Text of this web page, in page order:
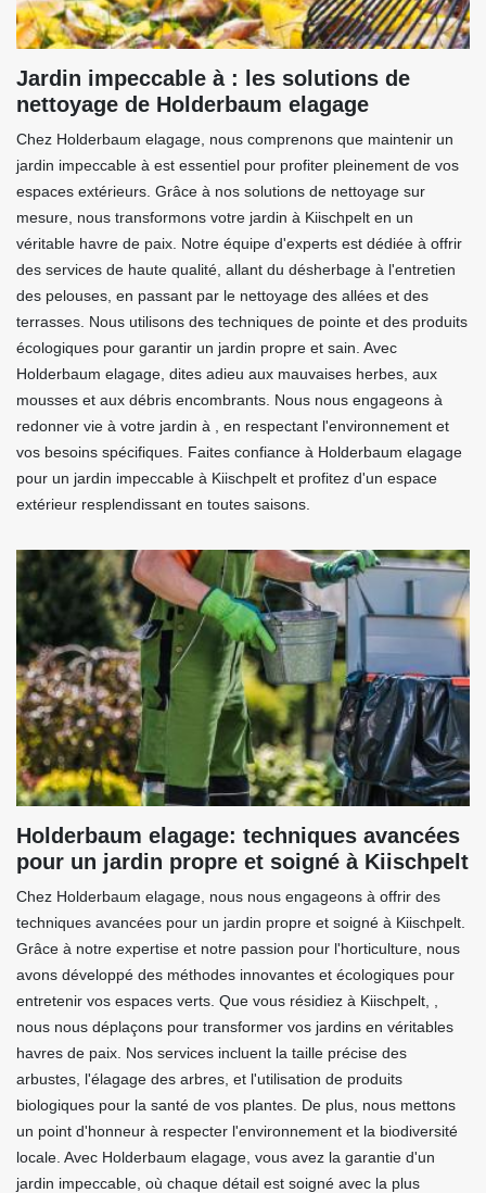
Jardin impeccable à : les solutions de
nettoyage de Holderbaum elagage
Chez Holderbaum elagage, nous comprenons que maintenir un
jardin impeccable à est essentiel pour profiter pleinement de vos
espaces extérieurs. Grâce à nos solutions de nettoyage sur
mesure, nous transformons votre jardin à Kiischpelt en un
véritable havre de paix. Notre équipe d'experts est dédiée à offrir
des services de haute qualité, allant du désherbage à l'entretien
des pelouses, en passant par le nettoyage des allées et des
terrasses. Nous utilisons des techniques de pointe et des produits
écologiques pour garantir un jardin propre et sain. Avec
Holderbaum elagage, dites adieu aux mauvaises herbes, aux
mousses et aux débris encombrants. Nous nous engageons à
redonner vie à votre jardin à , en respectant l'environnement et
vos besoins spécifiques. Faites confiance à Holderbaum elagage
pour un jardin impeccable à Kiischpelt et profitez d'un espace
extérieur resplendissant en toutes saisons.
Holderbaum elagage: techniques avancées
pour un jardin propre et soigné à Kiischpelt
Chez Holderbaum elagage, nous nous engageons à offrir des
techniques avancées pour un jardin propre et soigné à Kiischpelt.
Grâce à notre expertise et notre passion pour l'horticulture, nous
avons développé des méthodes innovantes et écologiques pour
entretenir vos espaces verts. Que vous résidiez à Kiischpelt, ,
nous nous déplaçons pour transformer vos jardins en véritables
havres de paix. Nos services incluent la taille précise des
arbustes, l'élagage des arbres, et l'utilisation de produits
biologiques pour la santé de vos plantes. De plus, nous mettons
un point d'honneur à respecter l'environnement et la biodiversité
locale. Avec Holderbaum elagage, vous avez la garantie d'un
jardin impeccable, où chaque détail est soigné avec la plus